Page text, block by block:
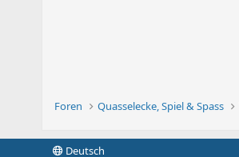
Foren Quasselecke, Spiel & Spass
Deutsch